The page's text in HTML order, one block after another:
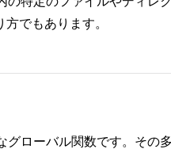
でもあります。
グローバル関数です。その